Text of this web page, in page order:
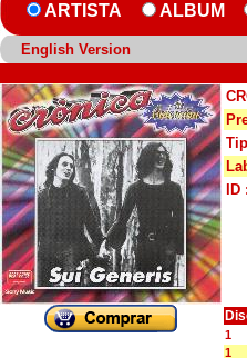
ARTISTA ALBUM
English Version
1
1